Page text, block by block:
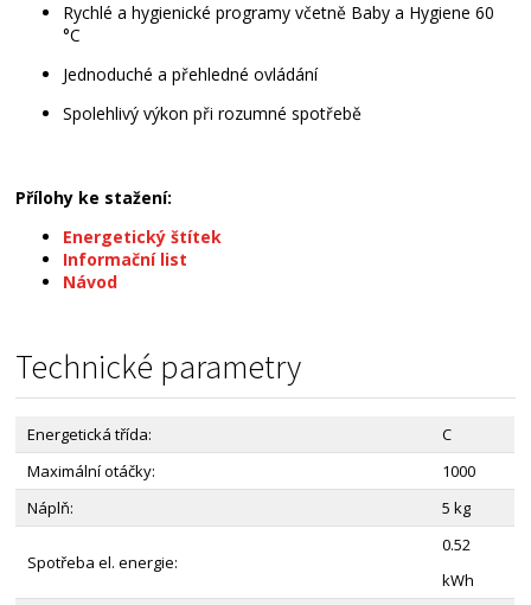
Rychlé a hygienické programy včetně Baby a Hygiene 60
°C
Jednoduché a přehledné ovládání
Spolehlivý výkon při rozumné spotřebě
Přílohy ke stažení:
Energetický štítek
Informační list
Návod
Technické parametry
Energetická třída:
C
Maximální otáčky:
1000
Náplň:
5 kg
Spotřeba el. energie:
0.52
kWh